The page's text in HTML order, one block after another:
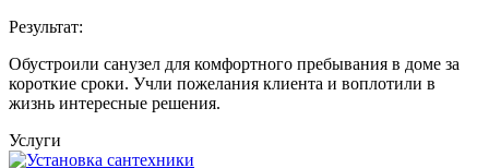
Результат:
Обустроили санузел для комфортного пребывания в доме за
короткие сроки. Учли пожелания клиента и воплотили в
жизнь интересные решения.
Услуги